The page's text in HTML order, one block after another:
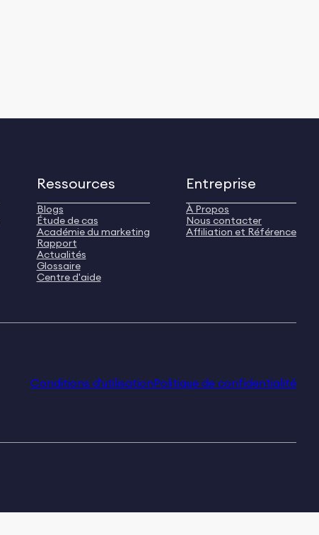
Ressources
Blogs
Étude de cas
Académie du marketing
Rapport
Actualités
Glossaire
Centre d'aide
Entreprise
À Propos
Nous contacter
Affiliation et Référence
Conditions d'utilisationPolitique de confidentialité